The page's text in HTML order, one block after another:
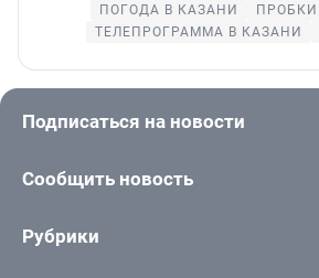
ПОГОДА В КАЗАНИ
ТЕЛЕПРОГРАММА В КАЗАНИ
Подписаться на новости
Сообщить новость
Рубрики